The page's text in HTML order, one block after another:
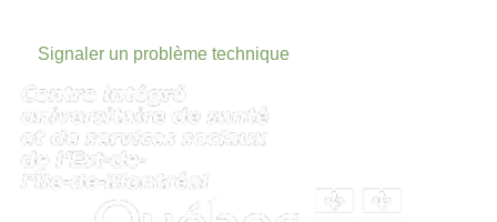
Signaler un problème technique